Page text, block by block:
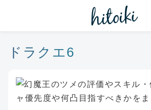
ドラクエ6